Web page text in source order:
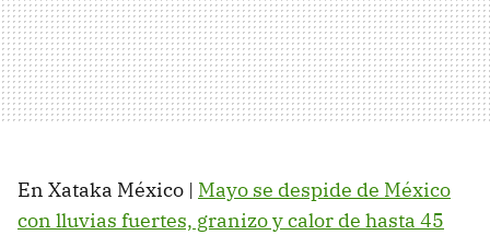
En Xataka México | Mayo se despide de México
con lluvias fuertes, granizo y calor de hasta 45